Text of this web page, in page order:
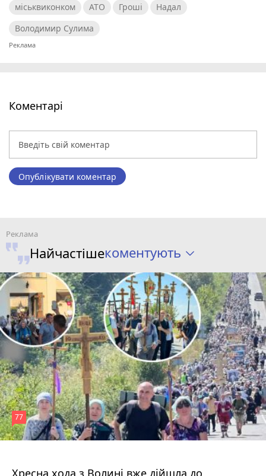
міськвиконком АТО Гроші
Надал
Володимир Сулима
Коментарі
Опублікувати коментар
Найчастішекоментують
Хресна хода з Волині вже дійшла до
77